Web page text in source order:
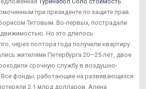
при президенте по защите прав
Титовым. Во-первых, пострадали
Но это длилось
через полтора года получили квартиру.
жителями Петербурга 20—25 лет, двое
срочную службу в воздушно-
Все фонды, работающие на развивающихся
2,1 млрд долларов. Алена